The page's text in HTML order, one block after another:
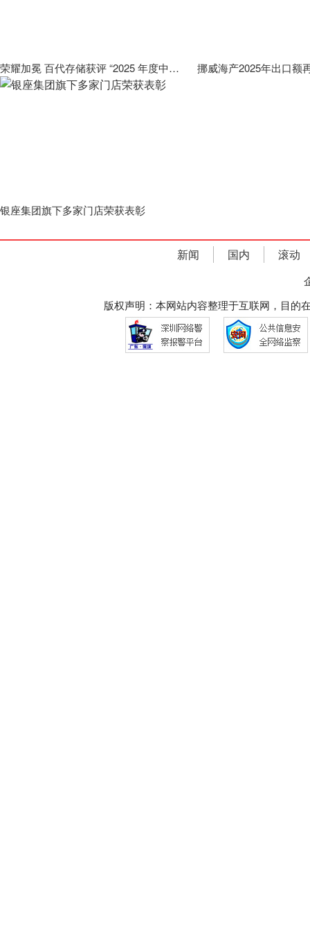
荣耀加冕 百代存储获评 “2025 年度中国十大信创存储品牌”，以自主创新筑牢国产化AI数据底座
银座集团旗下多家门店荣获表彰
新闻 国内 滚动
版权声明：本网站内容整理于互联网，目的